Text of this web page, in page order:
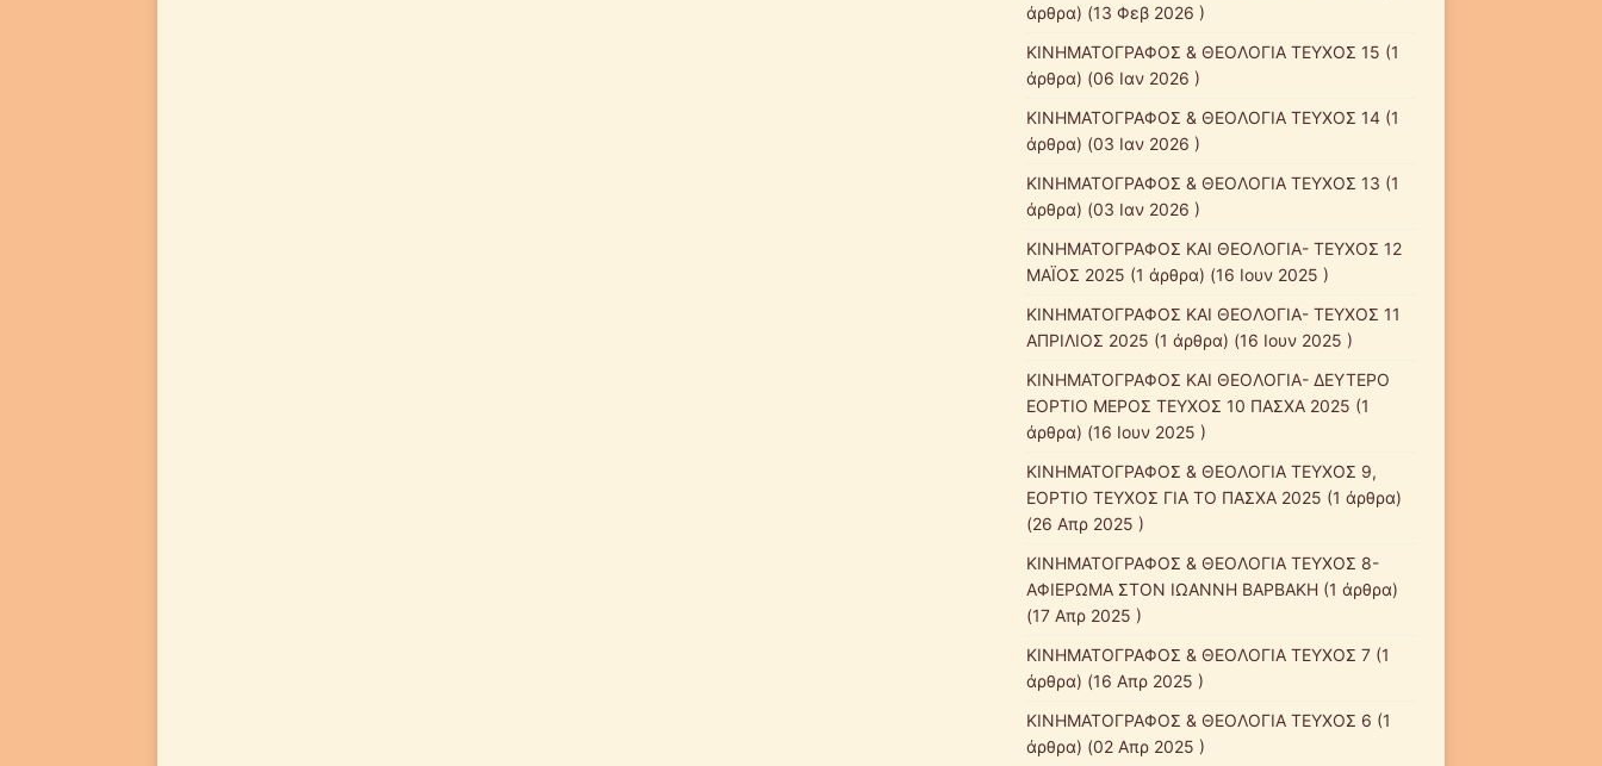
άρθρα) (13 Φεβ 2026 )
ΚΙΝΗΜΑΤΟΓΡΑΦΟΣ & ΘΕΟΛΟΓΙΑ ΤΕΥΧΟΣ 15 (1
άρθρα) (06 Ιαν 2026 )
ΚΙΝΗΜΑΤΟΓΡΑΦΟΣ & ΘΕΟΛΟΓΙΑ ΤΕΥΧΟΣ 14(1
άρθρα) (03 Ιαν 2026 )
ΚΙΝΗΜΑΤΟΓΡΑΦΟΣ & ΘΕΟΛΟΓΙΑ ΤΕΥΧΟΣ 13 (1
άρθρα) (03 Ιαν 2026 )
ΚΙΝΗΜΑΤΟΓΡΑΦΟΣ ΚΑΙ ΘΕΟΛΟΓΙΑ- ΤΕΥΧΟΣ 12
ΜΑΪΟΣ 2025 (1 άρθρα) (16 Ιουν 2025 )
ΚΙΝΗΜΑΤΟΓΡΑΦΟΣ ΚΑΙ ΘΕΟΛΟΓΙΑ- ΤΕΥΧΟΣ 11
ΑΠΡΙΛΙΟΣ 2025 (1 άρθρα) (16 Ιουν 2025 )
ΚΙΝΗΜΑΤΟΓΡΑΦΟΣ ΚΑΙ ΘΕΟΛΟΓΙΑ- ΔΕΥΤΕΡΟ
ΕΟΡΤΙΟ ΜΕΡΟΣ ΤΕΥΧΟΣ 10 ΠΑΣΧΑ 2025 (1
άρθρα) (16 Ιουν 2025 )
ΚΙΝΗΜΑΤΟΓΡΑΦΟΣ & ΘΕΟΛΟΓΙΑ ΤΕΥΧΟΣ 9,
ΕΟΡΤΙΟ ΤΕΥΧΟΣ ΓΙΑ ΤΟ ΠΑΣΧΑ 2025 (1 άρθρα)
(26 Απρ 2025 )
ΚΙΝΗΜΑΤΟΓΡΑΦΟΣ & ΘΕΟΛΟΓΙΑ ΤΕΥΧΟΣ 8-
ΑΦΙΕΡΩΜΑ ΣΤΟΝ ΙΩΑΝΝΗ ΒΑΡΒΑΚΗ(1 άρθρα)
(17 Απρ 2025 )
ΚΙΝΗΜΑΤΟΓΡΑΦΟΣ & ΘΕΟΛΟΓΙΑ ΤΕΥΧΟΣ 7(1
άρθρα) (16 Απρ 2025 )
ΚΙΝΗΜΑΤΟΓΡΑΦΟΣ & ΘΕΟΛΟΓΙΑ ΤΕΥΧΟΣ 6 (1
άρθρα) (02 Απρ 2025 )